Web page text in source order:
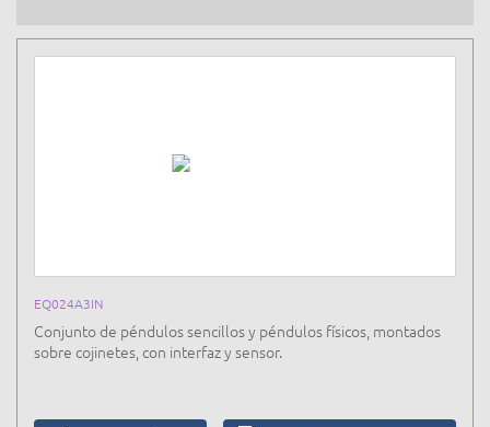
EQ024A3IN
Conjunto de péndulos sencillos y péndulos físicos, montados
sobre cojinetes, con interfaz y sensor.